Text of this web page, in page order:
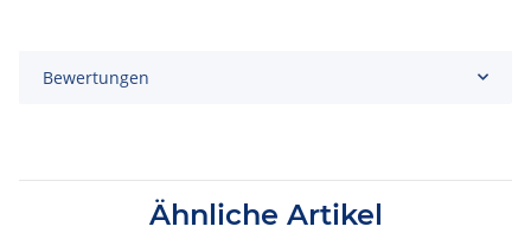
Bewertungen
Ähnliche Artikel